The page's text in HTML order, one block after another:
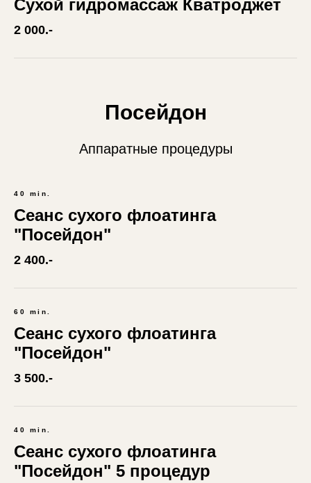
Сухой гидромассаж Кватроджет
2 000.-
Посейдон
Аппаратные процедуры
40 min.
Сеанс сухого флоатинга
"Посейдон"
2 400.-
60 min.
Сеанс сухого флоатинга
"Посейдон"
3 500.-
40 min.
Сеанс сухого флоатинга
"Посейдон" 5 процедур